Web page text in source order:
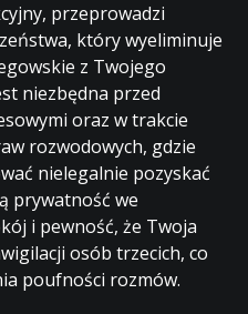
przeprowadzi
który wyeliminuje
z Twojego
niezbędna przed
oraz w trakcie
rozwodowych, gdzie
nielegalnie pozyskać
prywatność we
i pewność, że Twoja
osób trzecich, co
poufności rozmów.